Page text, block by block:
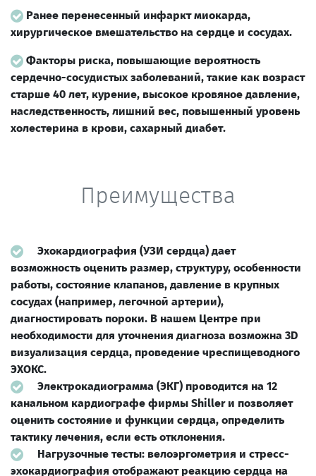
Ранее перенесенный инфаркт миокарда,
хирургическое вмешательство на сердце и сосудах.
Факторы риска, повышающие вероятность
сердечно-сосудистых заболеваний, такие как возраст
старше 40 лет, курение, высокое кровяное давление,
наследственность, лишний вес, повышенный уровень
холестерина в крови, сахарный диабет.
Преимущества
Эхокардиография (УЗИ сердца) дает
возможность оценить размер, структуру, особенности
работы, состояние клапанов, давление в крупных
сосудах (например, легочной артерии),
диагностировать пороки. В нашем Центре при
необходимости для уточнения диагноза возможна 3D
визуализация сердца, проведение чреспищеводного
ЭХОКС.
Электрокадиограмма (ЭКГ) проводится на 12
канальном кардиографе фирмы Shiller и позволяет
оценить состояние и функции сердца, определить
тактику лечения, если есть отклонения.
Нагрузочные тесты: велоэргометрия и стресс-
эхокардиография отображают реакцию сердца на